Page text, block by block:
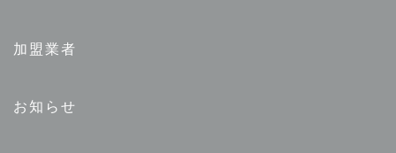
加盟業者
お知らせ